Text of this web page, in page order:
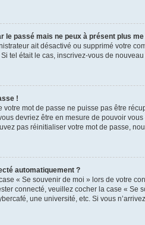
le passé mais ne peux à présent plus
ait désactivé ou supprimé votre
tel était le cas, inscrivez-vous de
!
votre mot de passe ne puisse pas être
devriez être en mesure de pouvoir
pas réinitialiser votre mot de passe,
automatiquement ?
« Se souvenir de moi » lors de votre
connecté, veuillez cocher la case «
une université, etc. Si vous